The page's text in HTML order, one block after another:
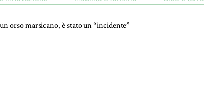
orso marsicano, è stato un “incidente”